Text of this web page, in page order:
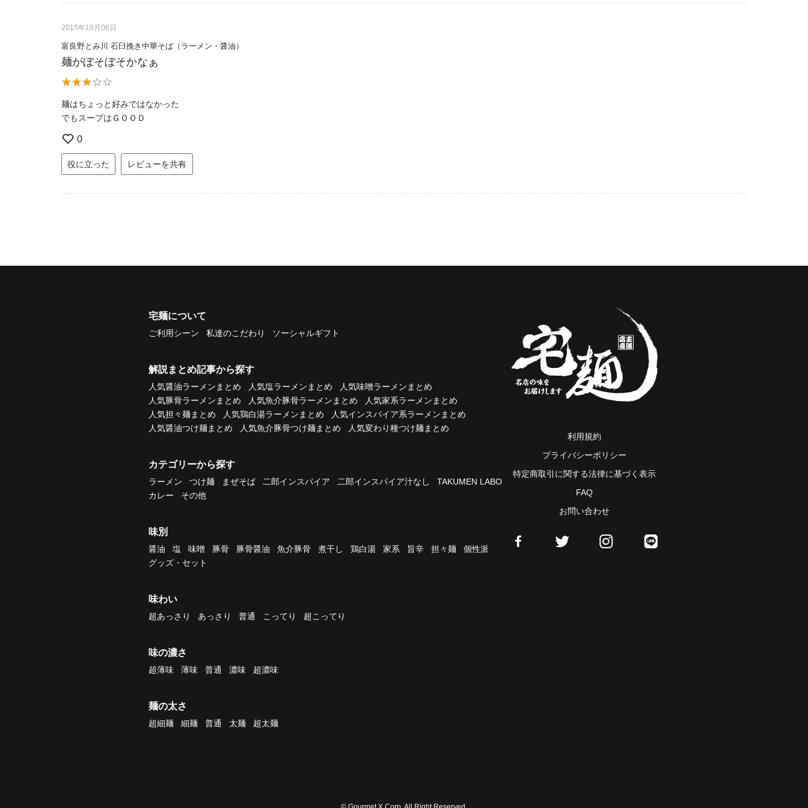
2015年10月06日
富良野とみ川 石臼挽き中華そば（ラーメン・醤油）
麺がぼそぼそかなぁ
麺はちょっと好みではなかった
でもスープはＧＯＯＤ
0
役に立った レビューを共有
宅麺について
ご利用シーン 私達のこだわり ソーシャルギフト
解説まとめ記事から探す
人気醤油ラーメンまとめ 人気塩ラーメンまとめ
人気味噌ラーメンまとめ
人気豚骨ラーメンまとめ
人気魚介豚骨ラーメンまとめ
人気家系ラーメンまとめ
人気担々麺まとめ
人気鶏白湯ラーメンまとめ
人気インスパイア系ラーメンまとめ
人気醤油つけ麺まとめ
人気魚介豚骨つけ麺まとめ 人気変わり種つけ麺まとめ
カテゴリーから探す
ラーメン つけ麺 まぜそば 二郎インスパイア 二郎インスパイア汁なし
TAKUMEN LABO
カレー
その他
味別
醤油 塩 味噌 豚骨 豚骨醤油 魚介豚骨 煮干し 鶏白湯 家系 旨辛 担々麺
個性派
グッズ・セット
味わい
超あっさり あっさり 普通 こってり 超こってり
味の濃さ
超薄味 薄味 普通 濃味 超濃味
麺の太さ
超細麺 細麺 普通 太麺 超太麺
利用規約
プライバシーポリシー
特定商取引に関する法律に基づく表示
FAQ
お問い合わせ